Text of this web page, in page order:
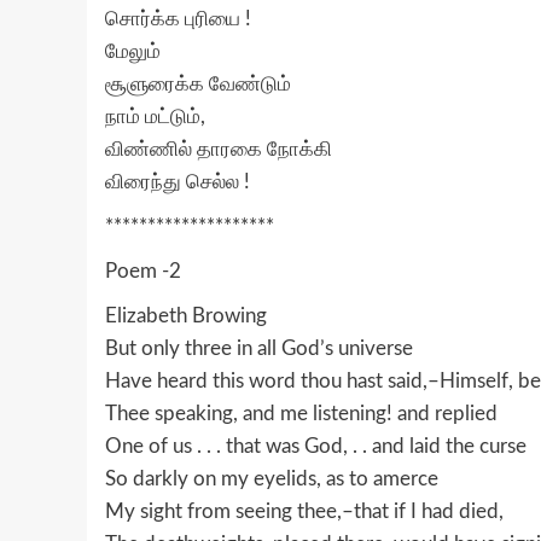
சொர்க்க புரியை !
மேலும்
சூளுரைக்க வேண்டும்
நாம் மட்டும்,
விண்ணில் தாரகை நோக்கி
விரைந்து செல்ல !
********************
Poem -2
Elizabeth Browing
But only three in all God’s universe
Have heard this word thou hast said,–Himself,
Thee speaking, and me listening! and replied
One of us . . . that was God, . . and laid the curse
So darkly on my eyelids, as to amerce
My sight from seeing thee,–that if I had died,